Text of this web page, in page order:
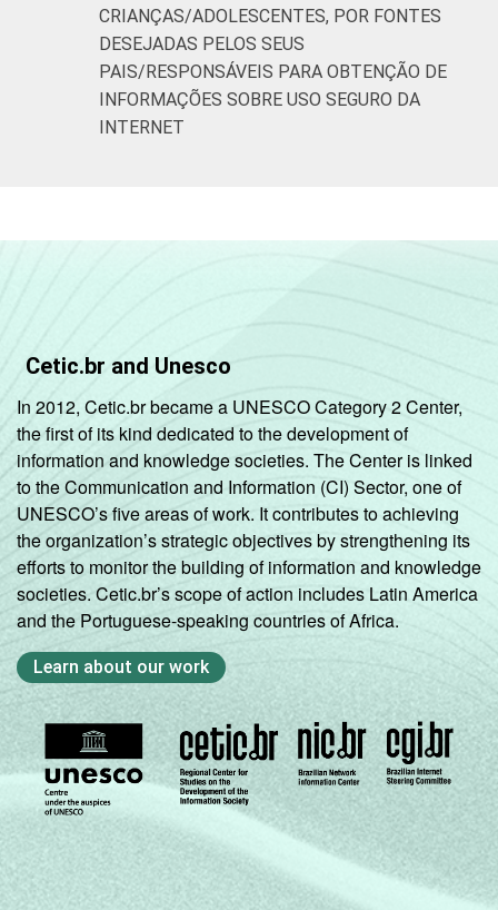
CRIANÇAS/ADOLESCENTES, POR FONTES
DESEJADAS PELOS SEUS
PAIS/RESPONSÁVEIS PARA OBTENÇÃO DE
INFORMAÇÕES SOBRE USO SEGURO DA
INTERNET
Cetic.br and Unesco
In 2012, Cetic.br became a UNESCO Category 2 Center,
the first of its kind dedicated to the development of
information and knowledge societies. The Center is linked
to the Communication and Information (CI) Sector, one of
UNESCO’s five areas of work. It contributes to achieving
the organization’s strategic objectives by strengthening its
efforts to monitor the building of information and knowledge
societies. Cetic.br’s scope of action includes Latin America
and the Portuguese-speaking countries of Africa.
Learn about our work